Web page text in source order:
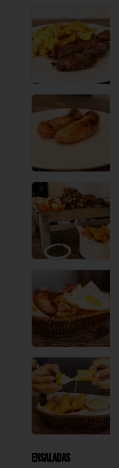
Ensaladas